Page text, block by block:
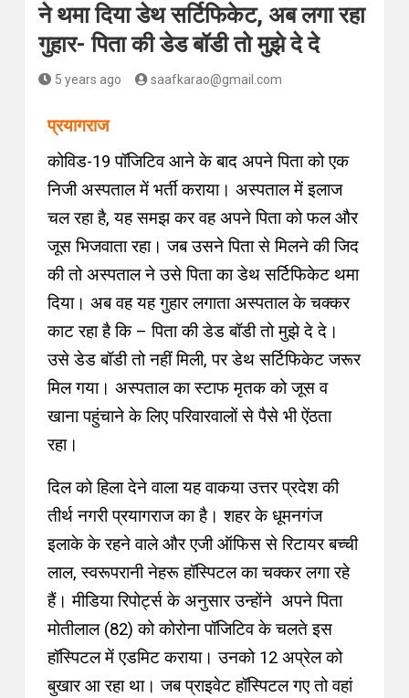
ने थमा दिया डेथ सर्टिफिकेट, अब लगा रहा
गुहार- पिता की डेड बॉडी तो मुझे दे दे
5 years ago saafkarao@gmail.com
प्रयागराज
कोविड-19 पॉजिटिव आने के बाद अपने पिता को एक
निजी अस्पताल में भर्ती कराया। अस्पताल में इलाज
चल रहा है, यह समझ कर वह अपने पिता कोफल और
जूस भिजवाता रहा। जब उसने पिता से मिलने की जिद
की तो अस्पताल ने उसे पिता काडेथ सर्टिफिकेट थमा
दिया। अब वह यह गुहार लगाता अस्पताल के चक्कर
काट रहा है कि –पिता कीडेड बॉडी तो मुझे दे दे ।
उसे डेड बॉडी तो नहीं मिली, पर डेथ सर्टिफिकेट जरूर
मिल गया। अस्पताल का स्टाफ मृतक को जूस व
खाना पहुंचाने के लिए परिवारवालों से पैसे भी ऐंठता
रहा।
दिल को हिला देने वाला यह वाकया उत्तर प्रदेश की
तीर्थ नगरी प्रयागराज का है। शहरके धूमनगंज
इलाके के रहने वाले और एजी ऑफिस से रिटायर बच्ची
लाल, स्वरूपरानी नेहरू हॉस्पिटल का चक्कर लगा रहे
हैं। मीडिया रिपोर्ट्स के अनुसार उन्होंने अपने पिता
मोतीलाल (82) को कोरोना पॉजिटिव के चलते इस
हॉस्पिटल में एडमिट कराया। उनको 12 अप्रेल को
बुखार आ रहा था। जब प्राइवेट हॉस्पिटल गए तो वहां